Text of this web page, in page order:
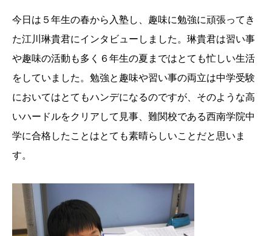
今日は５年生の春から入塾し、趣味に勉強に頑張ってき
た江川琳貴君にインタビューしました。琳貴君は習い事
や趣味の活動も多く６年生の夏まではとても忙しい生活
をしていました。勉強と趣味や習い事の両立は中学受験
においてはとてもハンデになるのですが、そのような高
いハードルをクリアして見事、難関校である西南学院中
学に合格したことはとても素晴らしいことだと思いま
す。